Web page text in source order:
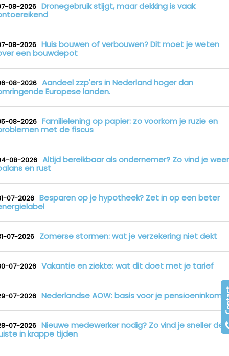
08-2026 Dronegebruik stijgt, maar dekking is vaak
08-2026 Huis bouwen of verbouwen? Dit moet je weten
een bouwdepot
08-2026 Aandeel zzp'ers in Nederland hoger dan
Europese landen.
08-2026 Familielening op papier: zo voorkom je ruzie en
met de fiscus
08-2026 Altijd bereikbaar als ondernemer? Zo vind je weer
en rust
07-2026 Besparen op je hypotheek? Zet in op een beter
07-2026 Zomerse stormen: wat je verzekering niet dekt
07-2026 Vakantie en ziekte: wat dit doet met je tarief
07-2026 Nederlandse AOW: basis voor je
07-2026 Nieuwe medewerker nodig? Zo vind je sneller de
in krappe tijden